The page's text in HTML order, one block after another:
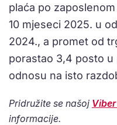
plaća po
10 mjeseci 2025. u
2024., a promet od
porastao 3,4 posto u
odnosu na isto
Pridružite se našoj
informacije.